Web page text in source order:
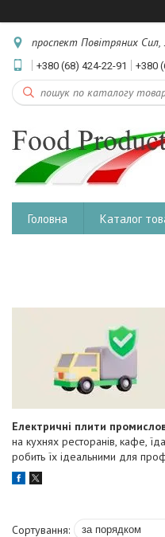
проспект Повітряних Сил,
+380 (68) 424-22-91 +380
Головна Каталог
Електричні плити
на кухнях ресторанів, кафе,
робить їх ідеальними для